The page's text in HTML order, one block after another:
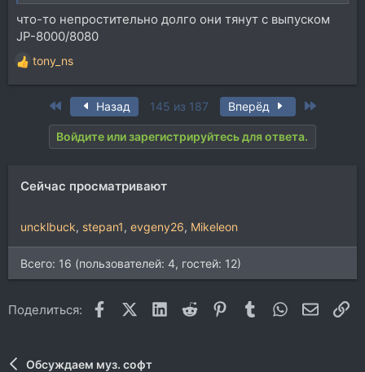
что-то непростительно долго они тянут с выпуском
JP-8000/8080
Р
е
tony_ns
First Назад 145 из 187 Вперёд
Войдите или зарегистрируйтесь для ответа.
Сейчас просматривают
uncklbuck stepan1 evgeny26 Mikeleon
Всего: 16 (пользователей: 4, гостей: 12)
Поделиться: FacebookX (Twitter)
LinkedIn
Reddit Pinterest
Tumblr WhatsApp
Обсуждаем муз. софт